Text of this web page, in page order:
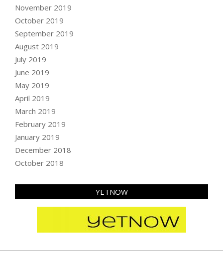
November 2019
October 2019
September 2019
August 2019
July 2019
June 2019
May 2019
April 2019
March 2019
February 2019
January 2019
December 2018
October 2018
YETNOW